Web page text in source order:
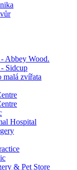
Abbey Wood.
Sidcup
malá zvířata
Hospital
& Pet Store